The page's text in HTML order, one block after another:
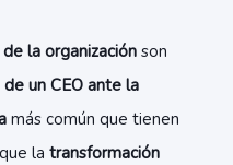
la organización son
un CEO ante la
más común que tienen
la transformación